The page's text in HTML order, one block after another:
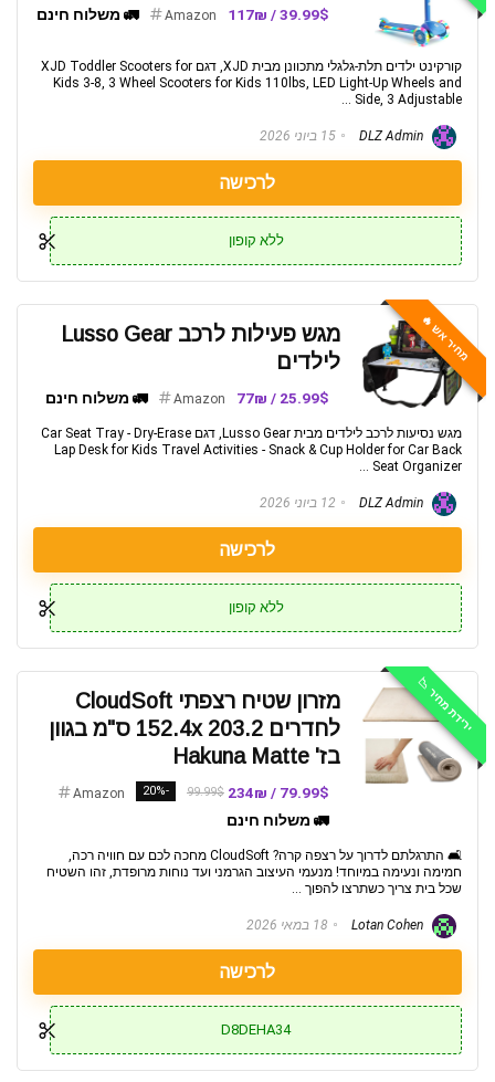
39.99$ / 117₪
Amazon 🚛 משלוח חינם
קורקינט ילדים תלת-גלגלי מתכוונן מבית XJD, דגם XJD Toddler Scooters for
Kids 3-8, 3 Wheel Scooters for Kids 110lbs, LED Light-Up Wheels and
Side, 3 Adjustable ...
15 ביוני 2026
לרכישה
ללא קופון
מחיר אש 🔥
מגש פעילות לרכב Lusso Gear
לילדים
25.99$ / 77₪
Amazon 🚛 משלוח חינם
מגש נסיעות לרכב לילדים מבית Lusso Gear, דגם Car Seat Tray - Dry-Erase
Lap Desk for Kids Travel Activities - Snack & Cup Holder for Car Back
Seat Organizer ...
12 ביוני 2026
לרכישה
ללא קופון
ירידת מחיר 📉
מזרון שטיח רצפתי CloudSoft
לחדרים 152.4x 203.2 ס"מ בגוון
בז' Hakuna Matte
79.99$ / 234₪
99.99$
-20%
Amazon
🚛 משלוח חינם
🛋️ התרגלתם לדרוך על רצפה קרה? CloudSoft מחכה לכם עם חוויה רכה,
חמימה ונעימה במיוחד! מנעמי העיצוב הגרמני ועד נוחות מרופדת, זהו השטיח
שכל בית צריך כשתרצו להפוך ...
18 במאי 2026
לרכישה
D8DEHA34